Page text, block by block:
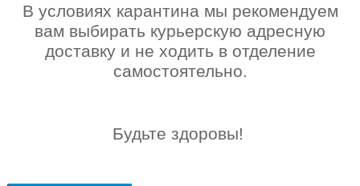
В условиях карантина мы рекомендуем
вам выбирать курьерскую адресную
доставку и не ходить в отделение
самостоятельно.
Будьте здоровы!